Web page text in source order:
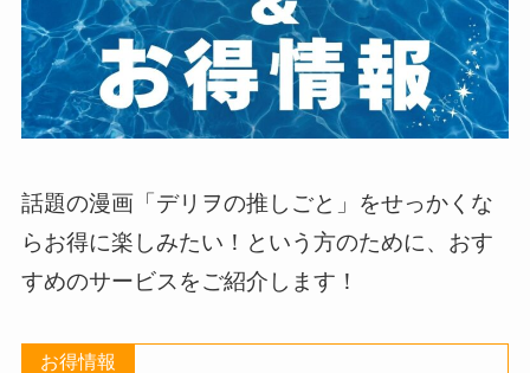
話題の漫画「デリヲの推しごと」をせっかくな
らお得に楽しみたい！という方のために、おす
すめのサービスをご紹介します！
お得情報